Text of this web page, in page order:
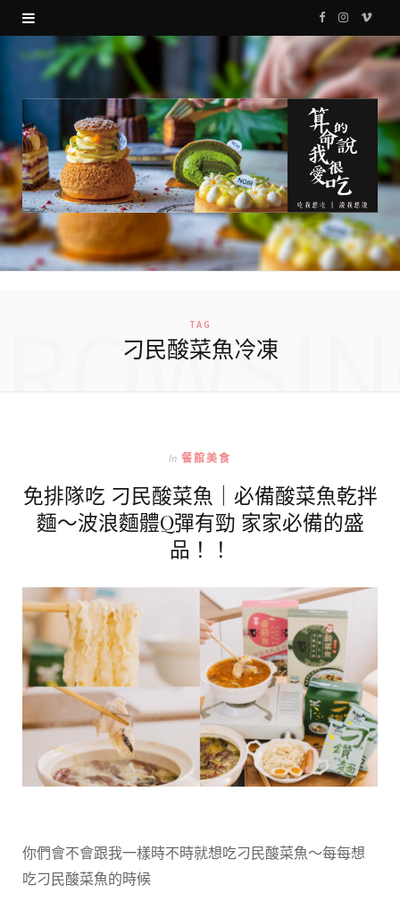
F
a
c
e
b
o
k
I
s
g
r
a
V
i
TAG
刁民酸菜魚冷凍
In 餐館美食
免排隊吃 刁民酸菜魚｜必備酸菜魚乾拌
麵～波浪麵體Q彈有勁 家家必備的盛
品！！
你們會不會跟我一樣時不時就想吃刁民酸菜魚～每每想
吃刁民酸菜魚的時候